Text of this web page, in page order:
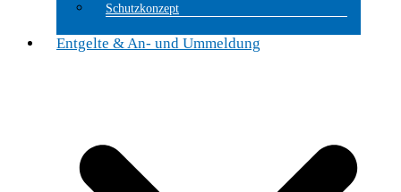
Schutzkonzept
Entgelte & An- und Ummeldung